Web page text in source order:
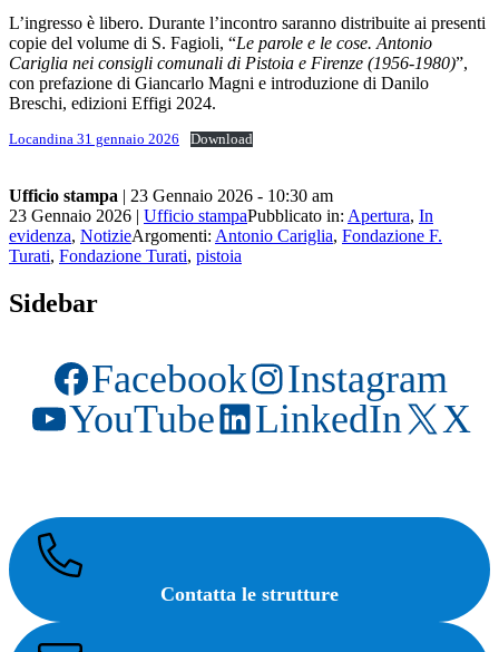
L’ingresso è libero. Durante l’incontro saranno distribuite ai presenti
copie del volume di S. Fagioli, “Le parole e le cose. Antonio
Cariglia nei consigli comunali di Pistoia e Firenze (1956-1980)”,
con prefazione di Giancarlo Magni e introduzione di Danilo
Breschi, edizioni Effigi 2024.
Locandina 31 gennaio 2026 Download
Ufficio stampa | 23 Gennaio 2026 - 10:30 am
23 Gennaio 2026 | Ufficio stampaPubblicato in: Apertura, In
evidenza, NotizieArgomenti: Antonio Cariglia, Fondazione F.
Turati, Fondazione Turati, pistoia
Sidebar
Facebook
Instagram
YouTube
LinkedIn X
Contatta le strutture